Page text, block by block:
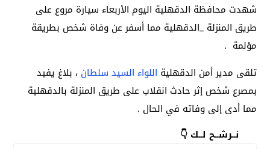
شهدت محافظة الدقهلية اليوم الأربعاء سيارة مروع على
طريق المنزلة _الدقهلية مما أسفر عن وفاة شخص بطريقة
مؤلمة .
تلقى مدير أمن الدقهلية اللواء السيد سلطان ، بلاغ يفيد
بمصرع شخص إثر حادث انقلاب على طريق المنزلة بالدقهلية
مما أدى إلى وفاته في الحال .
نــرشــح لــك 👇